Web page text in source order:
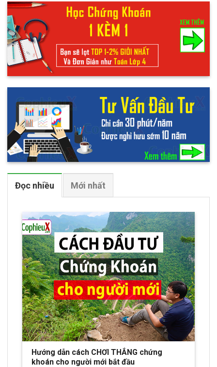
Đọc nhiều Mới nhất
Hướng dẫn cách CHƠI THẮNG chứng
khoán cho người mới bắt đầu